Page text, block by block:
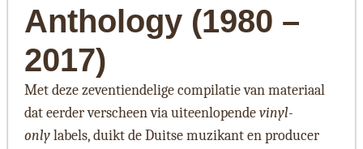
Anthology (1980 –
2017)
Met deze zeventiendelige compilatie van materiaal
dat eerder verscheen via uiteenlopendevinyl-
onlylabels, duikt de Duitse muzikant en producer